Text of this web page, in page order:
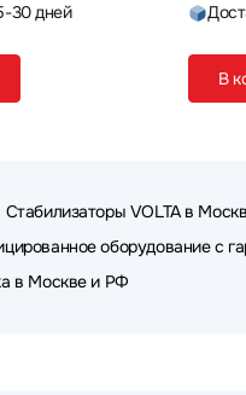
30 дней
В
VOLTA в
оборудование с
в Москве и РФ